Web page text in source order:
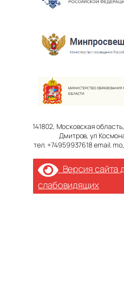
141802, Московская
Дмитров, ул
тел. +74959937618 email.
Версия сайта
слабовидящих